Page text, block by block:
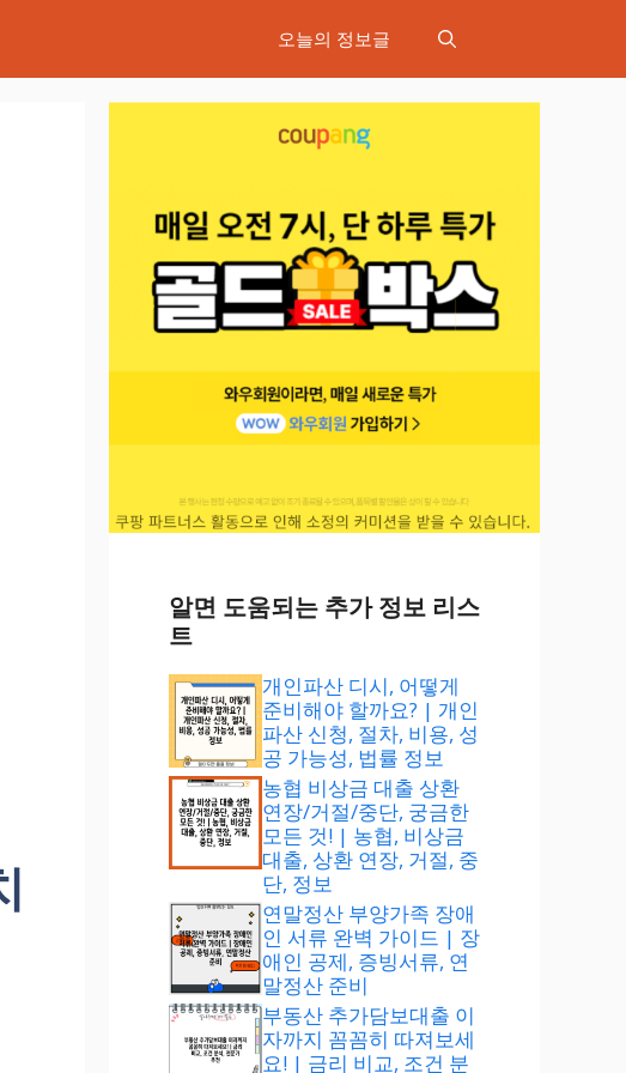
오늘의 정보글
알면 도움되는 추가 정보 리스
트
개인파산 디시, 어떻게
준비해야 할까요? | 개인
파산 신청, 절차, 비용, 성
공 가능성, 법률 정보
농협 비상금 대출 상환
연장/거절/중단, 궁금한
모든 것! | 농협, 비상금
대출, 상환 연장, 거절, 중
단, 정보
연말정산 부양가족 장애
인 서류 완벽 가이드 | 장
애인 공제, 증빙서류, 연
말정산 준비
부동산 추가담보대출 이
자까지 꼼꼼히 따져보세
요! | 금리 비교, 조건 분